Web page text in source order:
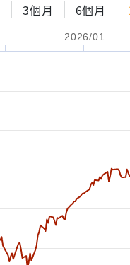
3個月 6個月
2026/01